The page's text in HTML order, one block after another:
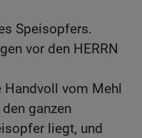
Speisopfers.
vor den HERRN
Handvoll vom Mehl
ganzen
liegt, und